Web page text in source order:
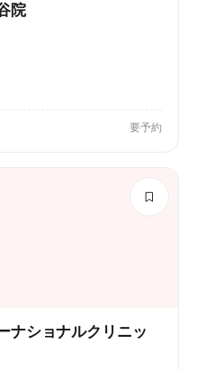
院
要予約
ナショナルクリニッ